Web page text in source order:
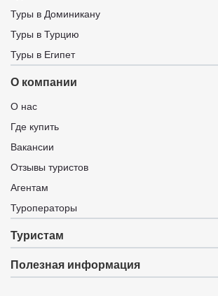
Туры в Доминикану
Туры в Турцию
Туры в Египет
О компании
О нас
Где купить
Вакансии
Отзывы туристов
Агентам
Туроператоры
Туристам
Полезная информация